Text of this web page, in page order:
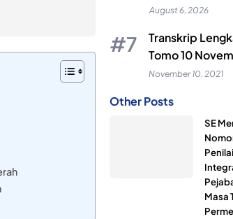
August 6, 2026
Transkrip
Tomo 10
November 10, 2021
Other Posts
SE
Masa